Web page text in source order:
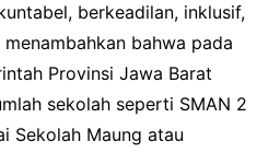
berkeadilan, inklusif,
bahwa pada
Provinsi Jawa Barat
sekolah seperti SMAN 2
Sekolah Maung atau